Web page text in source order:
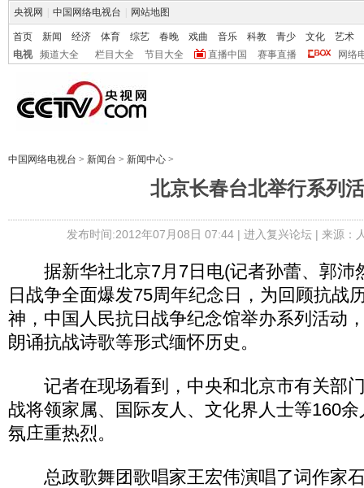
央视网 中国网络电视台 网站地图
首页 新闻 经济 体育 综艺 春晚 戏曲 音乐 科教 青少 文化
艺术
电视
频道大全 栏目大全 节目大全 直播中国 赛事直播 网络
中国网络电视台 > 新闻台 > 新闻中心 >
北京长春台北举行系列
发布时间:2012年07月08日 07:44 | 进入复兴论坛| 来源：
据新华社北京7月7日电(记者孙蕾、郭沛
日战争全面爆发75周年纪念日，为回顾抗战
神，中国人民抗日战争纪念馆举办系列活动
朗诵抗战诗歌等形式缅怀历史。
记者在现场看到，中央和北京市有关部
战将领家属、国际友人、文化界人士等160
氛庄重热烈。
总政歌舞团歌唱家王宏伟演唱了词作家